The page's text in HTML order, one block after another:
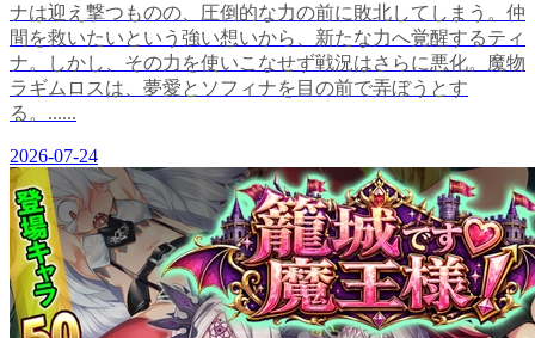
ナは迎え撃つものの、圧倒的な力の前に敗北してしまう。仲
間を救いたいという強い想いから、新たな力へ覚醒するティ
ナ。しかし、その力を使いこなせず戦況はさらに悪化。魔物
ラギムロスは、夢愛とソフィナを目の前で弄ぼうとす
る。......
2026-07-24